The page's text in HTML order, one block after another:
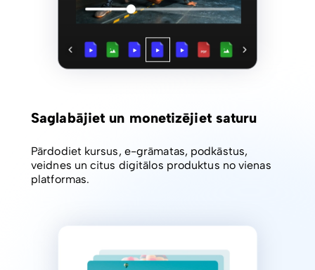
Saglabājiet un monetizējiet saturu
Pārdodiet kursus, e-grāmatas, podkāstus,
veidnes un citus digitālos produktus no vienas
platformas.